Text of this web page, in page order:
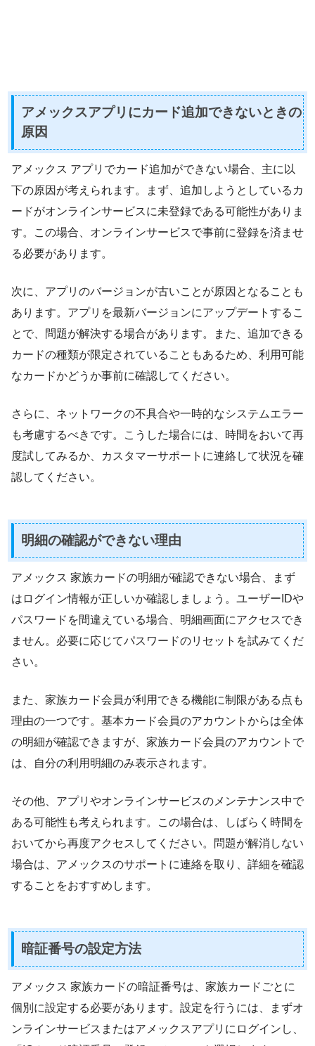
アメックスアプリにカード追加できないときの
原因
アメックス アプリでカード追加ができない場合、主に以
下の原因が考えられます。まず、追加しようとしているカ
ードがオンラインサービスに未登録である可能性がありま
す。この場合、オンラインサービスで事前に登録を済ませ
る必要があります。
次に、アプリのバージョンが古いことが原因となることも
あります。アプリを最新バージョンにアップデートするこ
とで、問題が解決する場合があります。また、追加できる
カードの種類が限定されていることもあるため、利用可能
なカードかどうか事前に確認してください。
さらに、ネットワークの不具合や一時的なシステムエラー
も考慮するべきです。こうした場合には、時間をおいて再
度試してみるか、カスタマーサポートに連絡して状況を確
認してください。
明細の確認ができない理由
アメックス 家族カードの明細が確認できない場合、まず
はログイン情報が正しいか確認しましょう。ユーザーIDや
パスワードを間違えている場合、明細画面にアクセスでき
ません。必要に応じてパスワードのリセットを試みてくだ
さい。
また、家族カード会員が利用できる機能に制限がある点も
理由の一つです。基本カード会員のアカウントからは全体
の明細が確認できますが、家族カード会員のアカウントで
は、自分の利用明細のみ表示されます。
その他、アプリやオンラインサービスのメンテナンス中で
ある可能性も考えられます。この場合は、しばらく時間を
おいてから再度アクセスしてください。問題が解消しない
場合は、アメックスのサポートに連絡を取り、詳細を確認
することをおすすめします。
暗証番号の設定方法
アメックス 家族カードの暗証番号は、家族カードごとに
個別に設定する必要があります。設定を行うには、まずオ
ンラインサービスまたはアメックスアプリにログインし、